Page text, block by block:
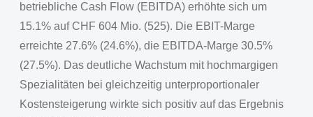
betriebliche Cash Flow (EBITDA) erhöhte sich um
15.1% auf CHF 604 Mio. (525). Die EBIT-Marge
erreichte 27.6% (24.6%), die EBITDA-Marge 30.5%
(27.5%). Das deutliche Wachstum mit hochmargigen
Spezialitäten bei gleichzeitig unterproportionaler
Kostensteigerung wirkte sich positiv auf das Ergebnis